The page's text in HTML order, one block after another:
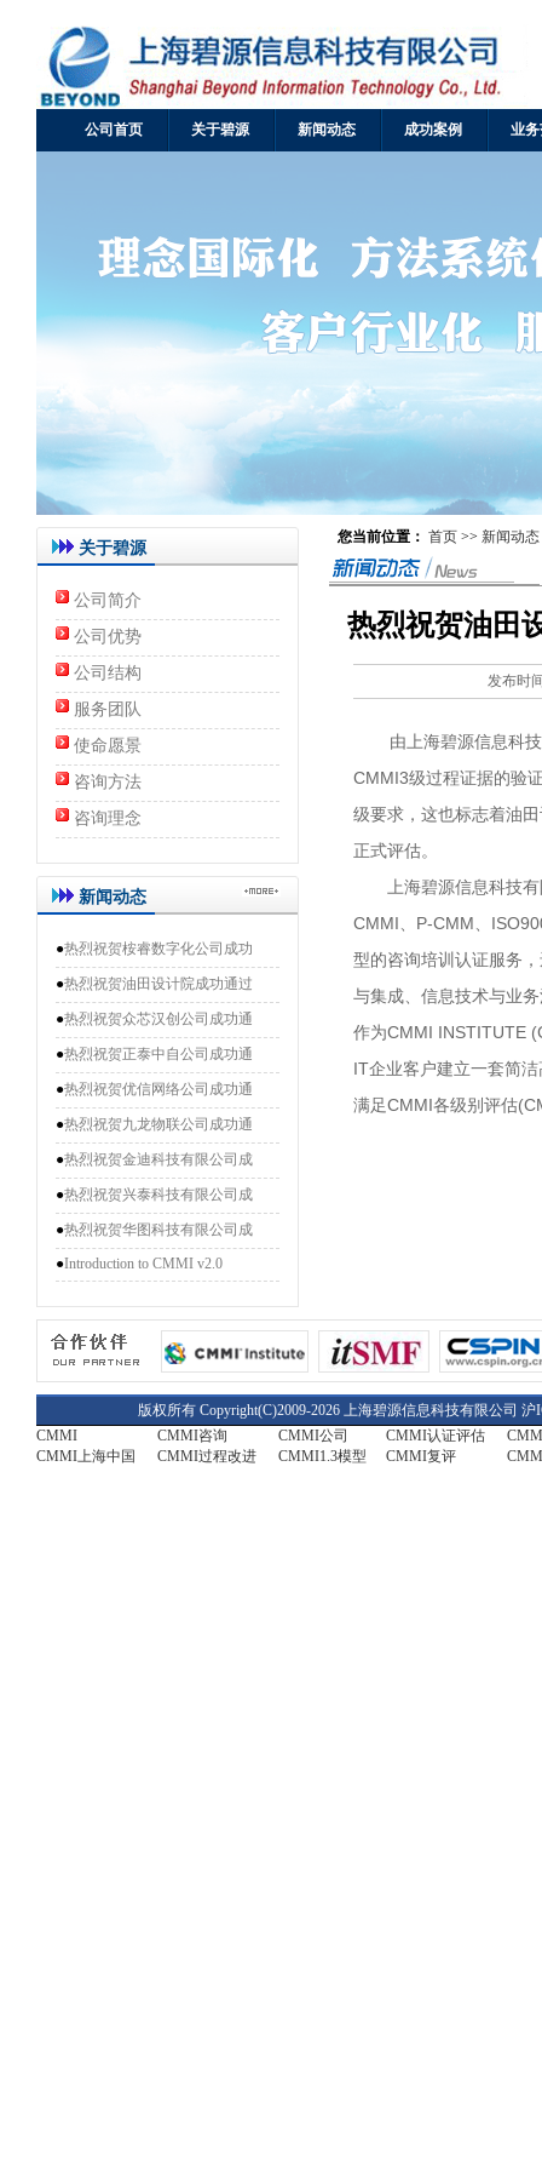
公司首页 关于碧源 新闻动态 成功案例 业
关于碧源
公司简介
公司优势
公司结构
服务团队
使命愿景
咨询方法
咨询理念
新闻动态
●热烈祝贺桉睿数字化公司成功
●热烈祝贺油田设计院成功通过
●热烈祝贺众芯汉创公司成功通
●热烈祝贺正泰中自公司成功通
●热烈祝贺优信网络公司成功通
●热烈祝贺九龙物联公司成功通
●热烈祝贺金迪科技有限公司成
●热烈祝贺兴泰科技有限公司成
●热烈祝贺华图科技有限公司成
●Introduction to CMMI v2.0
您当前位置： 首页 >> 新闻动态
热烈祝贺油田
发布时
由上海碧源信息科技
CMMI3级过程证据的验
级要求，这也标志着油
正式评估。
上海碧源信息科技有
CMMI、P-CMM、
型的咨询培训认证服务
与集成、信息技术与业
作为CMMI INSTITUTE
IT企业客户建立一套简
满足CMMI各级别评估
版权所有 Copyright(C)2009-2026 上海碧源信息科技有限公司 沪
CMMI
CMMI咨询 CMMI公司 CMMI认证评估
CMMI上海中国
CMMI过程改进 CMMI1.3模型 CMMI复评